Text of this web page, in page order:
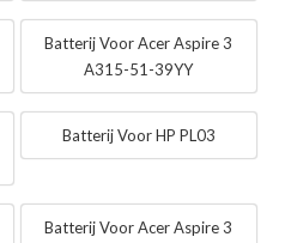
Batterij Voor Acer Aspire 3
A315-51-39YY
Batterij Voor HP PL03
Batterij Voor Acer Aspire 3